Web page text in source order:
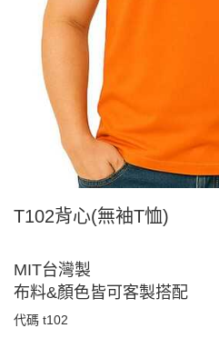
T102背心(無袖T恤)
MIT台灣製
布料&顏色皆可客製搭配
代碼 t102